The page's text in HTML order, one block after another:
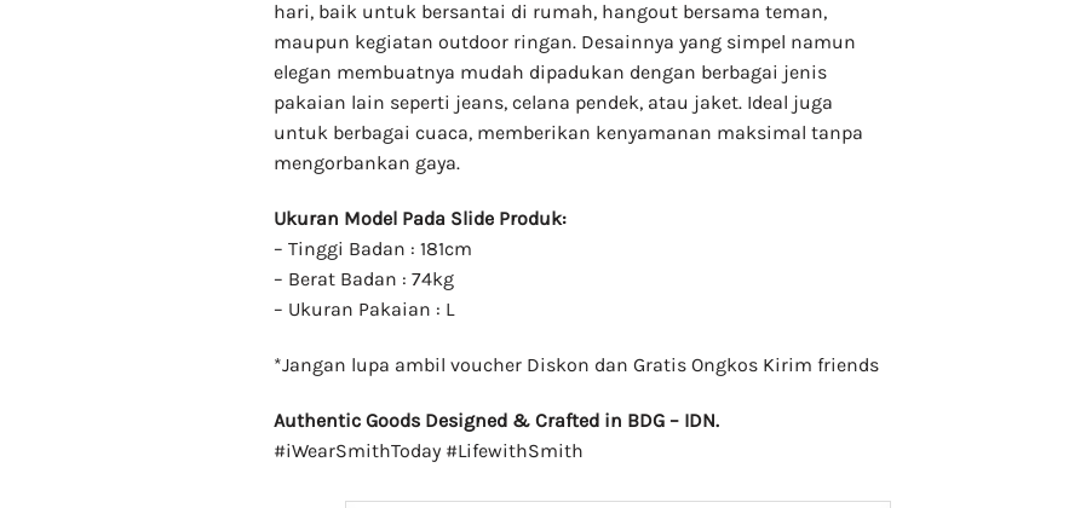
hari, baik untuk bersantai di rumah, hangout bersama teman,
maupun kegiatan outdoor ringan. Desainnya yang simpel namun
elegan membuatnya mudah dipadukan dengan berbagai jenis
pakaian lain seperti jeans, celana pendek, atau jaket. Ideal juga
untuk berbagai cuaca, memberikan kenyamanan maksimal tanpa
mengorbankan gaya.
Ukuran Model Pada Slide Produk:
– Tinggi Badan : 181cm
– Berat Badan : 74kg
– Ukuran Pakaian : L
*Jangan lupa ambil voucher Diskon dan Gratis Ongkos Kirim friends
Authentic Goods Designed & Crafted in BDG – IDN.
#iWearSmithToday #LifewithSmith